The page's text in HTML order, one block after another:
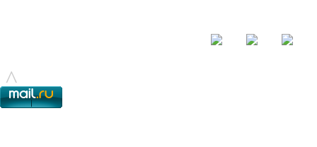
© - 2015-2017 - helix.su - все для вашего сайта |
^